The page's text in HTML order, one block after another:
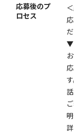
応募後のプ
ロセス
▼